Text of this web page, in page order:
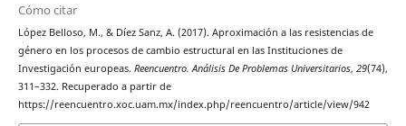
Cómo citar
López Belloso, M., & Díez Sanz, A. (2017). Aproximación a las resistencias de
género en los procesos de cambio estructural en las Instituciones de
Investigación europeas. Reencuentro. Análisis De Problemas Universitarios, 29(74),
311–332. Recuperado a partir de
https://reencuentro.xoc.uam.mx/index.php/reencuentro/article/view/942